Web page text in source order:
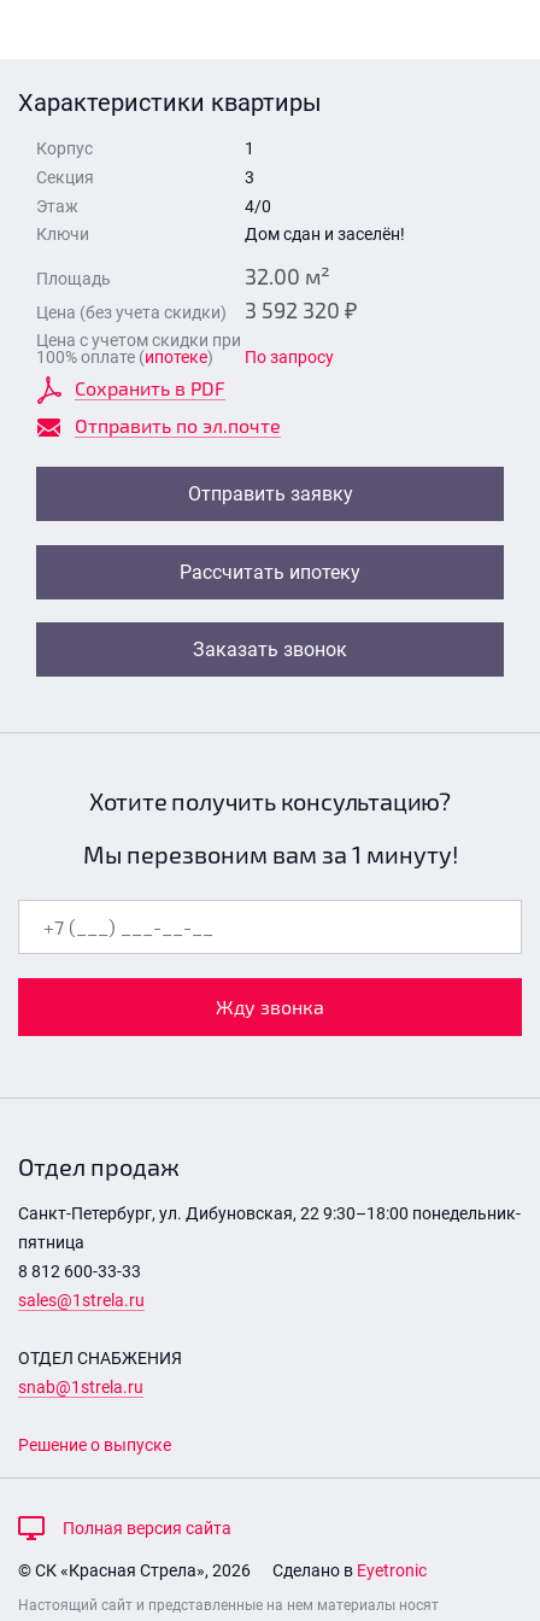
Характеристики квартиры
Корпус
1
Секция
3
Этаж
4/0
Ключи
Дом сдан и заселён!
Площадь 32.00 м²
Цена (без учета скидки) 3 592 320 ₽
Цена с учетом скидки при
100% оплате (ипотеке) По запросу
Сохранить в PDF
Отправить по эл.почте
Отправить заявку
Рассчитать ипотеку
Заказать звонок
Отправить
Отправить
Хотите получить консультацию?
Мы перезвоним вам за 1 минуту!
Жду звонка
Отдел продаж
Санкт-Петербург, ул. Дибуновская, 22 9:30–18:00 понедельник-
пятница
8 812 600-33-33
sales@1strela.ru
ОТДЕЛ СНАБЖЕНИЯ
snab@1strela.ru
Решение о выпуске
Полная версия сайта
© СК «Красная Стрела», 2026 Сделано в Eyetronic
Настоящий сайт и представленные на нем материалы носят